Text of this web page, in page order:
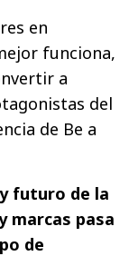
en
funciona,
a
del
de Be a
futuro de la
marcas pasa
de